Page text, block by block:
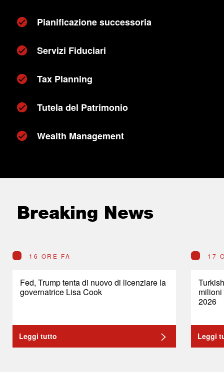
Pianificazione successoria
Servizi Fiduciari
Tax Planning
Tutela del Patrimonio
Wealth Management
Breaking News
16 ORE FA
Fed, Trump tenta di nuovo di licenziare la
governatrice Lisa Cook
Leggi tutto
17
2026
Leggi